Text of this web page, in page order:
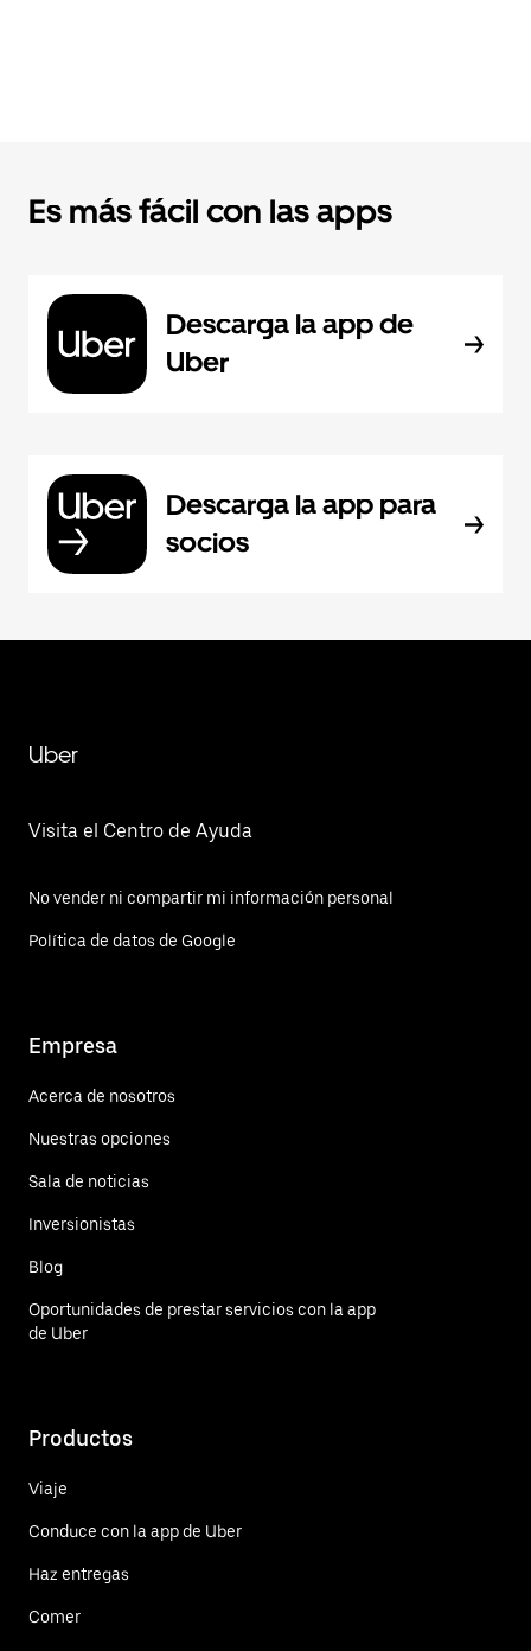
Es más fácil con las apps
Descarga la app de
Uber
Descarga la app para
socios
Uber
Visita el Centro de Ayuda
No vender ni compartir mi información personal
Política de datos de Google
Empresa
Acerca de nosotros
Nuestras opciones
Sala de noticias
Inversionistas
Blog
Oportunidades de prestar servicios con la app
de Uber
Productos
Viaje
Conduce con la app de Uber
Haz entregas
Comer